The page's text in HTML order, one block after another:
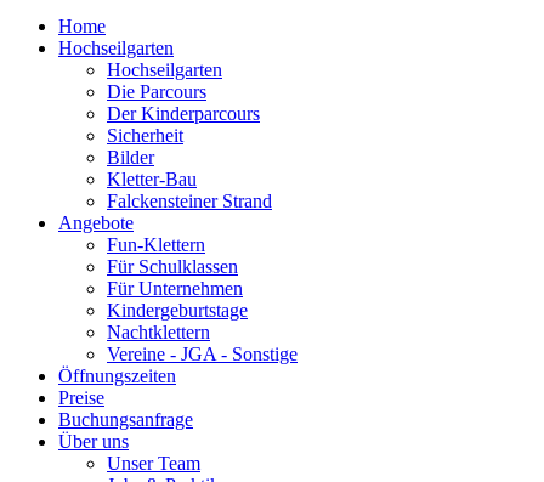
Home
Hochseilgarten
Hochseilgarten
Die Parcours
Der Kinderparcours
Sicherheit
Bilder
Kletter-Bau
Falckensteiner Strand
Angebote
Fun-Klettern
Für Schulklassen
Für Unternehmen
Kindergeburtstage
Nachtklettern
Vereine - JGA - Sonstige
Öffnungszeiten
Preise
Buchungsanfrage
Über uns
Unser Team